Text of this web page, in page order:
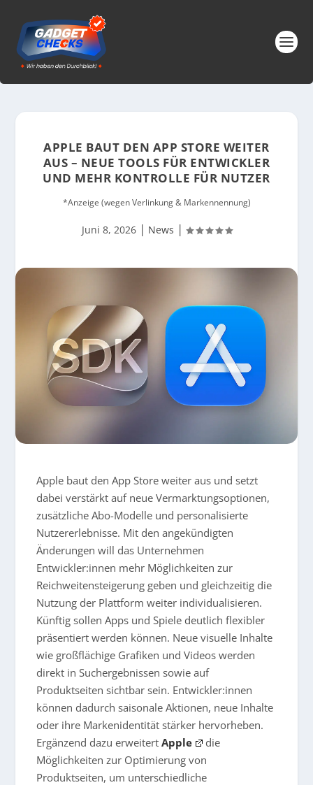
APPLE BAUT DEN APP STORE WEITER
AUS – NEUE TOOLS FÜR ENTWICKLER
UND MEHR KONTROLLE FÜR NUTZER
*Anzeige (wegen Verlinkung & Markennennung)
Juni 8, 2026| News |
Apple baut den App Store weiter aus und setzt
dabei verstärkt auf neue Vermarktungsoptionen,
zusätzliche Abo-Modelle und personalisierte
Nutzererlebnisse. Mit den angekündigten
Änderungen will das Unternehmen
Entwickler:innen mehr Möglichkeiten zur
Reichweitensteigerung geben und gleichzeitig die
Nutzung der Plattform weiter individualisieren.
Künftig sollen Apps und Spiele deutlich flexibler
präsentiert werden können. Neue visuelle Inhalte
wie großflächige Grafiken und Videos werden
direkt in Suchergebnissen sowie auf
Produktseiten sichtbar sein. Entwickler:innen
können dadurch saisonale Aktionen, neue Inhalte
oder ihre Markenidentität stärker hervorheben.
Ergänzend dazu erweitertApple
die
Möglichkeiten zur Optimierung von
Produktseiten, um unterschiedliche